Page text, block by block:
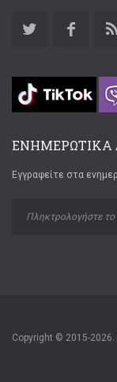
ΕΝΗΜΕΡΩΤΙΚΑ
Εγγραφείτε στα
Copyright © 2015-2026.